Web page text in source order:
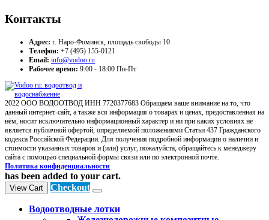
Контакты
Адрес: г. Наро-Фоминск, площадь свободы 10
Телефон: +7 (495) 155-0121
Email: info@vodoo.ru
Рабочее время: 9:00 - 18:00 Пн-Пт
2022 ООО ВОДООТВОД ИНН 7720377683 Обращаем ваше внимание на то, что
данный интернет-сайт, а также вся информация о товарах и ценах, предоставленная на
нём, носит исключительно информационный характер и ни при каких условиях не
является публичной офертой, определяемой положениями Статьи 437 Гражданского
кодекса Российской Федерации. Для получения подробной информации о наличии и
стоимости указанных товаров и (или) услуг, пожалуйста, обращайтесь к менеджеру
сайта с помощью специальной формы связи или по электронной почте.
Политика конфиденциальности
has been added to your cart.
View Cart Checkout
Водоотводные лотки